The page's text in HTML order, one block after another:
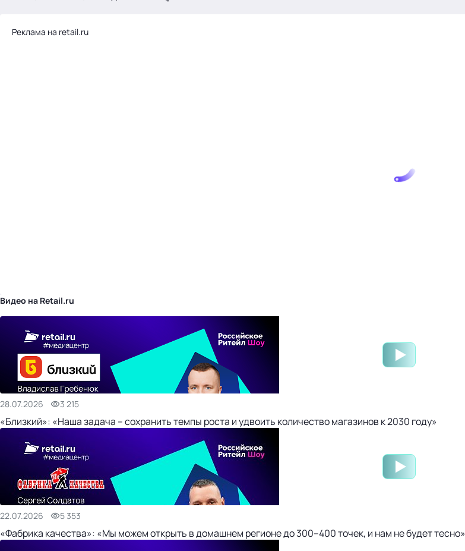
Реклама на retail.ru
Видео на Retail.ru
28.07.2026 3 215
«Близкий»: «Наша задача – сохранить темпы роста и удвоить количество магазинов к 2030 году»
22.07.2026 5 353
«Фабрика качества»: «Мы можем открыть в домашнем регионе до 300–400 точек, и нам не будет тесно»